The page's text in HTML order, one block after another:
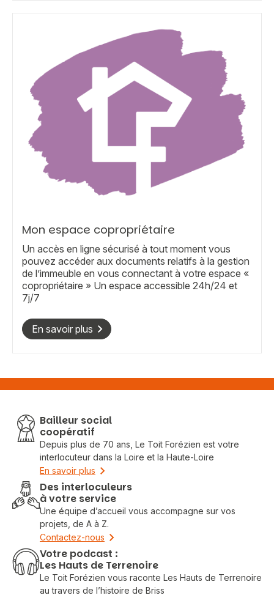
Vous recherchez&nbsp;:
Rechercher
Mon espace copropriétaire
Un accès en ligne sécurisé à tout moment vous
pouvez accéder aux documents relatifs à la gestion
de l’immeuble en vous connectant à votre espace «
copropriétaire » Un espace accessible 24h/24 et
7j/7
En savoir plus
Bailleur social
coopératif
Depuis plus de 70 ans, Le Toit Forézien est votre
interlocuteur dans la Loire et la Haute-Loire
En savoir plus
Des interloculeurs
à votre service
Une équipe d’accueil vous accompagne sur vos
projets, de A à Z.
Contactez-nous
Votre podcast :
Les Hauts de Terrenoire
Le Toit Forézien vous raconte Les Hauts de Terrenoire
au travers de l’histoire de Briss